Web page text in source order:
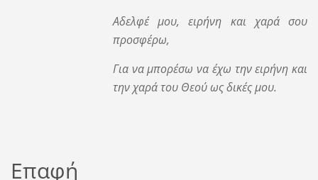
Αδελφέ μου, ειρήνη και χαρά σου
προσφέρω,
Για να μπορέσω να έχω την ειρήνη και
την χαρά του Θεού ως δικές μου.
Επαφή